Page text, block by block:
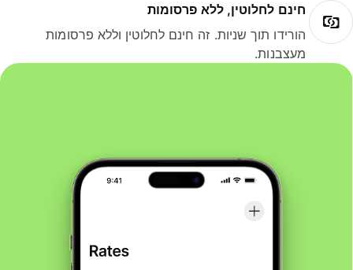
חינם לחלוטין, ללא פרסומות
הורידו תוך שניות. זה חינם לחלוטין וללא פרסומות
מעצבנות.